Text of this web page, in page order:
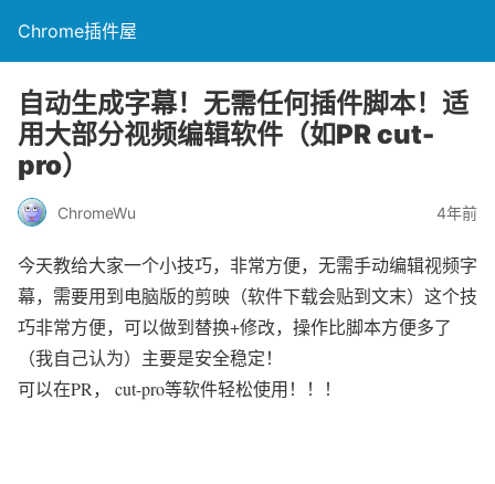
Chrome插件屋
自动生成字幕！无需任何插件脚本！适
用大部分视频编辑软件（如PR cut-
pro）
ChromeWu 4年前
今天教给大家一个小技巧，非常方便，无需手动编辑视频字
幕，需要用到电脑版的剪映（软件下载会贴到文末）这个技
巧非常方便，可以做到替换+修改，操作比脚本方便多了
（我自己认为）主要是安全稳定！
可以在PR， cut-pro等软件轻松使用！！！